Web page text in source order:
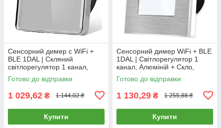
Сенсорний димер c WiFi +
BLE 1DAL | Скляний
світлорегулятор 1 канал,
Сірий (G86D-DR.WF.GR)
Готово до відправки
1 029,62 ₴ 1 144,02 ₴
Купити
Сенсорний димер WiFi + BLE
1DAL | Світлорегулятор 1
канал, Алюміній + Скло,
Білий (A86-DR.WF.WT)
Готово до відправки
1 130,29 ₴ 1 255,88 ₴
Купити